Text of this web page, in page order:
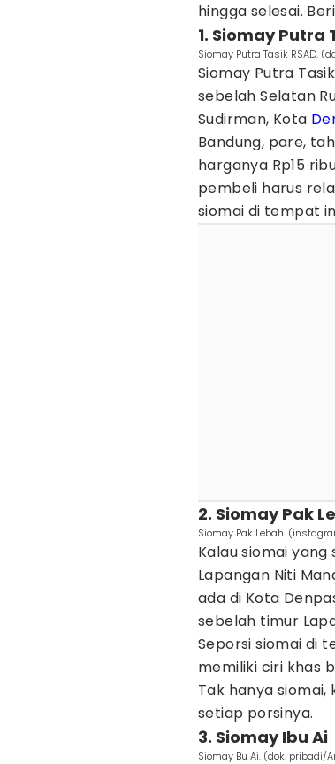
hingga selesai.
1. Siomay Putra
Siomay Putra Tasik RSAD.
Siomay Putra
sebelah Selatan
Sudirman, Kota
Bandung, pare,
harganya Rp15
pembeli harus
siomai di tempat
2. Siomay Pak
Siomay Pak Lebah.
Kalau siomai
Lapangan Niti
ada di Kota
sebelah timur
Seporsi siomai di
memiliki ciri khas
Tak hanya
setiap porsinya.
3. Siomay Ibu Ai
Siomay Bu Ai. (dok. pribadi/